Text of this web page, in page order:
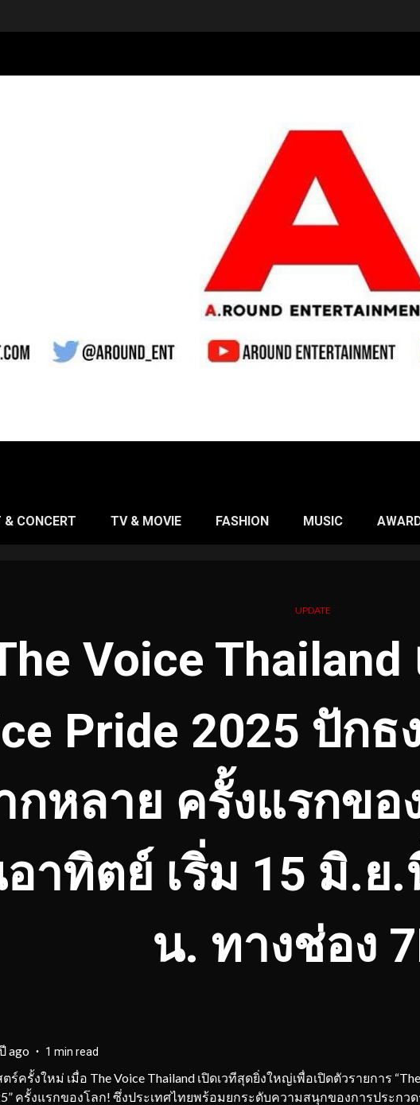
& CONCERT TV & MOVIE FASHION MUSIC
UPDATE
Voice Thailand
Pride 2025 ปักธ
กหลาย ครั้งแรกขอ
าทิตย์ เริ่ม 15 มิ.ย.
น. ทางช่อง
ago 1 min read
ร์ครั้งใหม่ เมื่อ The Voice Thailand เปิดเวทีสุดยิ่งใหญ่เพื่อเปิดตัวรายการ “The
ครั้งแรกของโลก! ซึ่งประเทศไทยพร้อมยกระดับความสนุกของการประกวด